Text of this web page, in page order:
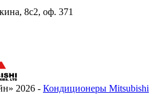
8с2, оф. 371
2026 - Кондиционеры Mitsubishi